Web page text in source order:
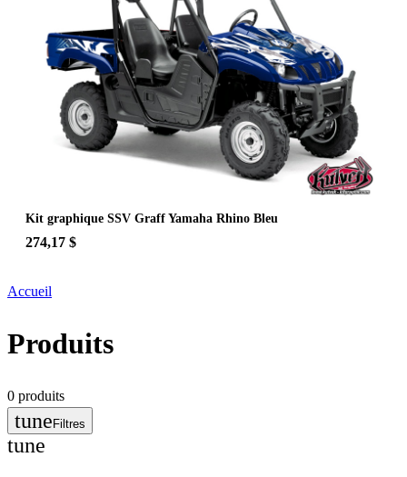
Kit graphique SSV Graff Yamaha Rhino Bleu
274,17 $
Accueil
Produits
0 produits
tune Filtres
tune